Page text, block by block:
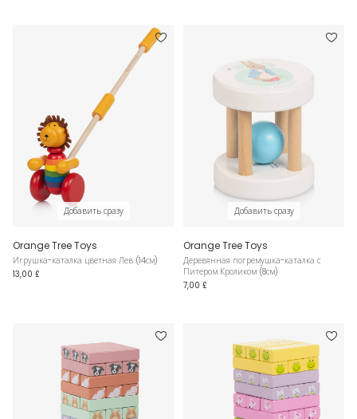
Добавить сразу
Orange Tree Toys
Игрушка-каталка цветная Лев (14см)
13,00 £
Добавить сразу
Orange Tree Toys
Деревянная погремушка-каталка с
Питером Кроликом (8см)
7,00 £